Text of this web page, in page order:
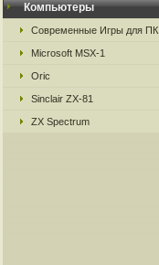
Компьютеры
Современные Игры для ПК
Microsoft MSX-1
Oric
Sinclair ZX-81
ZX Spectrum